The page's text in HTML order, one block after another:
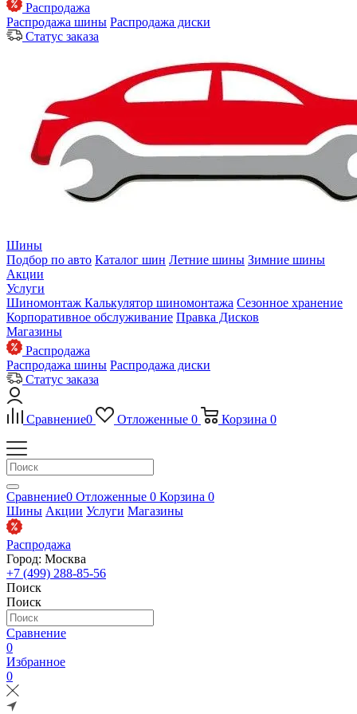
Распродажа
Распродажа шины Распродажа диски
Статус заказа
Шины
Подбор по авто Каталог шин Летние шины Зимние шины
Акции
Услуги
Шиномонтаж Калькулятор шиномонтажа Сезонное хранение
Корпоративное обслуживание Правка Дисков
Магазины
Распродажа
Распродажа шины Распродажа диски
Статус заказа
Сравнение0 Отложенные 0 Корзина 0
Сравнение0 Отложенные 0 Корзина 0
Шины Акции Услуги Магазины
Распродажа
Город: Москва
+7 (499) 288-85-56
Поиск
Поиск
Сравнение
0
Избранное
0